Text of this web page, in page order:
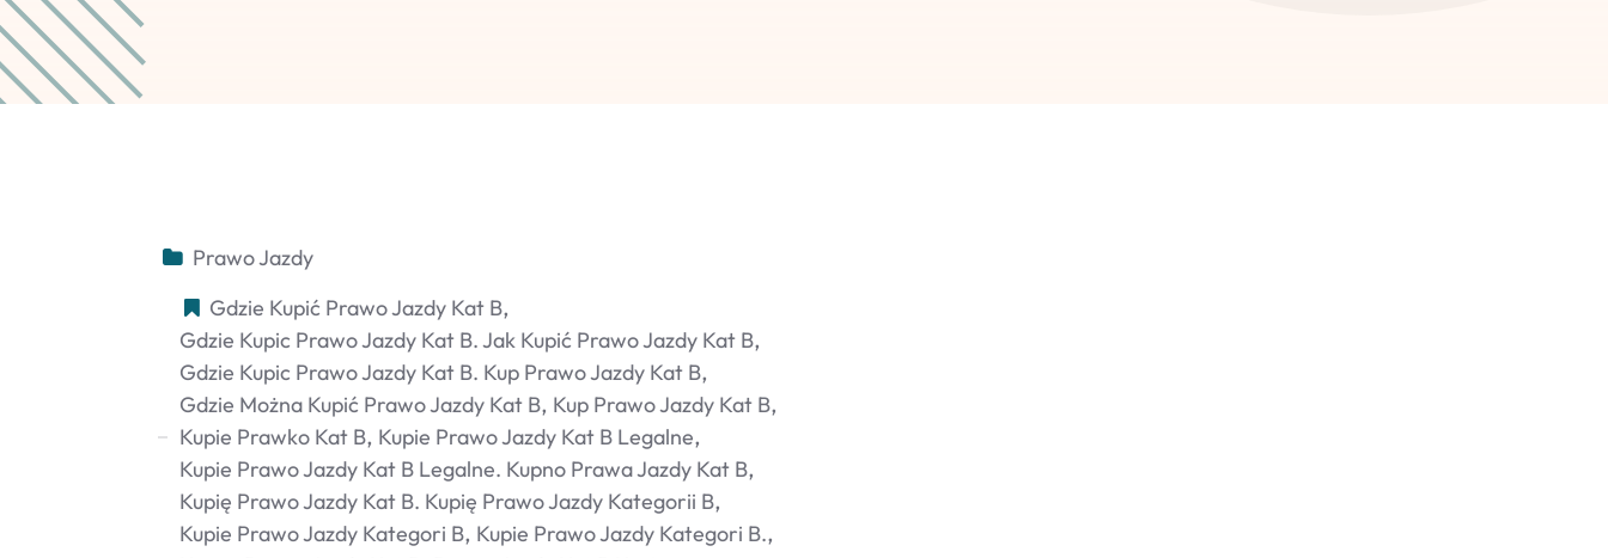
Prawo Jazdy
Gdzie Kupić Prawo Jazdy Kat B
Gdzie Kupic Prawo Jazdy Kat B. Jak Kupić Prawo Jazdy Kat B
Gdzie Kupic Prawo Jazdy Kat B. Kup Prawo Jazdy Kat B
Gdzie Można Kupić Prawo Jazdy Kat B Kup Prawo Jazdy Kat B
Kupie Prawko Kat B Kupie Prawo Jazdy Kat B Legalne
Kupie Prawo Jazdy Kat B Legalne. Kupno Prawa Jazdy Kat B
Kupię Prawo Jazdy Kat B. Kupię Prawo Jazdy Kategorii B
Kupie Prawo Jazdy Kategori B Kupie Prawo Jazdy Kategori B.